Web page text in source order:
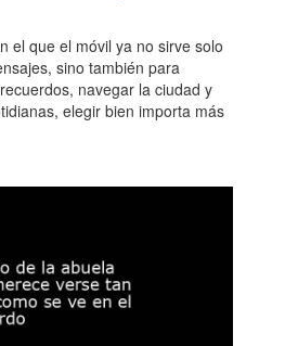
el que el móvil ya no sirve solo
sino también para
navegar la ciudad y
elegir bien importa más